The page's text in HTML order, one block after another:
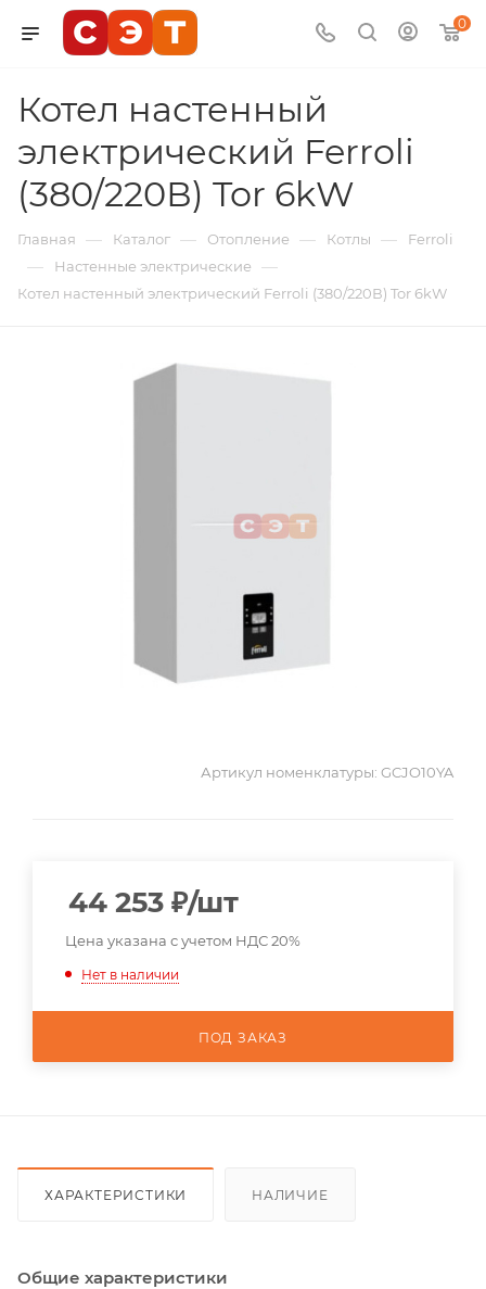
0
Котел настенный
электрический Ferroli
(380/220В) Tor 6kW
Главная — Каталог — Отопление — Котлы — Ferroli
— Настенные электрические —
Котел настенный электрический Ferroli (380/220В) Tor 6kW
Артикул номенклатуры: GCJO10YA
44 253 ₽/шт
Цена указана с учетом НДС 20%
Нет в наличии
ПОД ЗАКАЗ
ХАРАКТЕРИСТИКИ НАЛИЧИЕ
Общие характеристики